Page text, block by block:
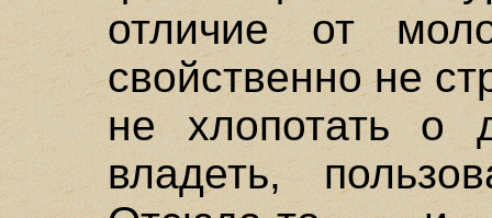
отличие от
свойственно не
не хлопотать о
владеть,